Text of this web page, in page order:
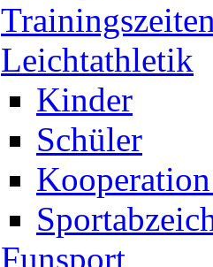
Leichtathletik
Kinder
Schüler
Funsport